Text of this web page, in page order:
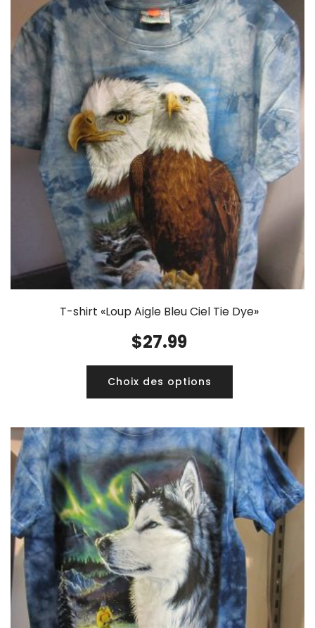
T-shirt «Loup Aigle Bleu Ciel Tie Dye»
$27.99
Choix des options